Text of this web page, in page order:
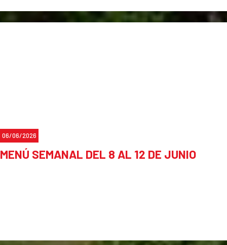
06/06/2026
MENÚ SEMANAL DEL 8 AL 12 DE JUNIO